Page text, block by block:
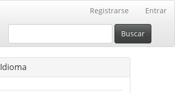
Registrarse Entrar
Buscar
Idioma